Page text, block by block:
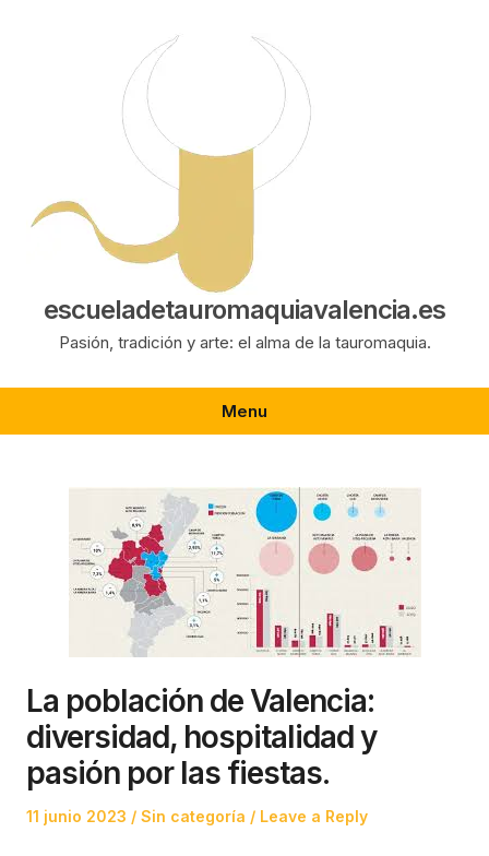
escueladetauromaquiavalencia.es
Pasión, tradición y arte: el alma de la tauromaquia.
Menu
La población de Valencia:
diversidad, hospitalidad y
pasión por las fiestas.
Posted
11 junio 2023
Posted
Sin categoría Leave a Reply